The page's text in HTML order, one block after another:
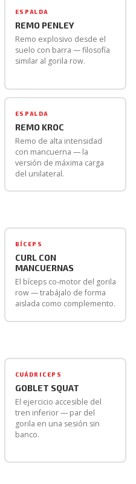
ESPALDA
REMO PENLEY
Remo explosivo desde el
suelo con barra — filosofía
similar al gorila row.
ESPALDA
REMO KROC
Remo de alta intensidad
con mancuerna — la
versión de máxima carga
del unilateral.
BÍCEPS
CURL CON
MANCUERNAS
El bíceps co-motor del gorila
row — trabájalo de forma
aislada como complemento.
CUÁDRICEPS
GOBLET SQUAT
El ejercicio accesible del
tren inferior — par del
gorila en una sesión sin
banco.